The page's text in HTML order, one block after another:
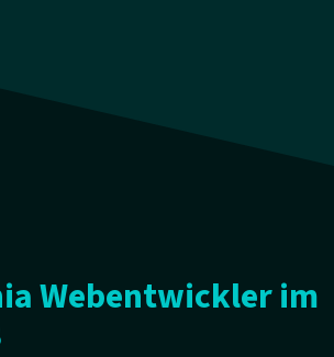
Webentwickler im